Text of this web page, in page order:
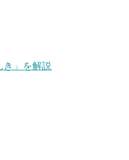
き」を解説